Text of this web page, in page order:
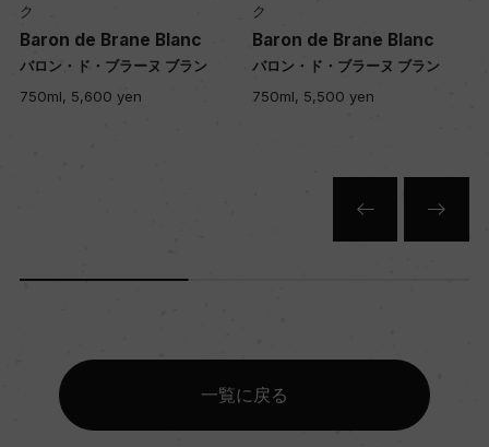
ク
Baron de Brane Blanc
バロン・ド・ブラーヌ ブラン
750ml, 5,600 yen
ク
Baron de Brane Blanc
バロン・ド・ブラーヌ ブラン
750ml, 5,500 yen
一覧に戻る